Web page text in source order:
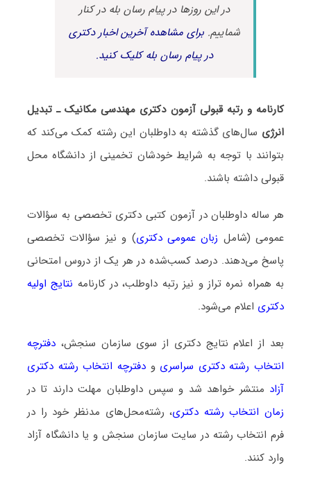
در این روزها در پیام رسان بله در کنار
شماییم.برای مشاهده آخرین اخبار دکتری
در پیام رسان بله کلیک کنید.
کارنامه و رتبه قبولی آزمون دکتری مهندسی مکانیک ـ ﺗﺒﺪﻳﻞ
اﻧﺮژی سال‌های گذشته به داوطلبان این رشته کمک می‌کند که
بتوانند با توجه به شرایط خودشان تخمینی از دانشگاه محل
قبولی داشته باشند.
هر ساله داوطلبان در آزمون کتبی دکتری تخصصی به سؤالات
عمومی (شامل زبان عمومی دکتری) و نیز سؤالات تخصصی
پاسخ می‌دهند. درصد کسب‌شده در هر یک از دروس امتحانی
به همراه نمره تراز و نیز رتبه داوطلب، در کارنامه نتایج اولیه
دکتری اعلام می‌شود.
بعد از اعلام نتایج دکتری از سوی سازمان سنجش،دفترچه
انتخاب رشته دکتری سراسری ودفترچه انتخاب رشته دکتری
آزاد منتشر خواهد شد و سپس داوطلبان مهلت دارند تا در
زمان انتخاب رشته دکتری، رشته‌محل‌های مدنظر خود را در
فرم انتخاب رشته در سایت سازمان سنجش و یا دانشگاه آزاد
وارد کنند.